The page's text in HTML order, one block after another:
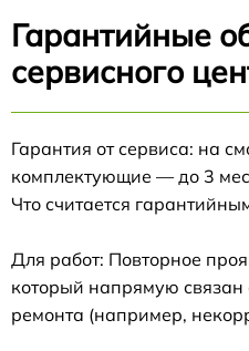
Гарантийные
сервисного
Гарантия от сервиса: на
комплектующие — до 3
Что считается
Для работ: Повторное
который напрямую связан
ремонта (например,